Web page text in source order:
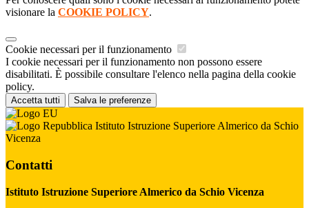
visionare la COOKIE POLICY.
Cookie necessari per il funzionamento
I cookie necessari per il funzionamento non possono essere
disabilitati. È possibile consultare l'elenco nella pagina della cookie
policy.
Accetta tutti Salva le preferenze
Istituto Istruzione Superiore Almerico da Schio
Vicenza
Contatti
Istituto Istruzione Superiore Almerico da Schio Vicenza